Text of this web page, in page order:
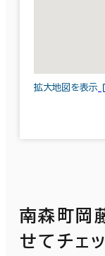
拡大地図を表示
南森町岡
せてチェ